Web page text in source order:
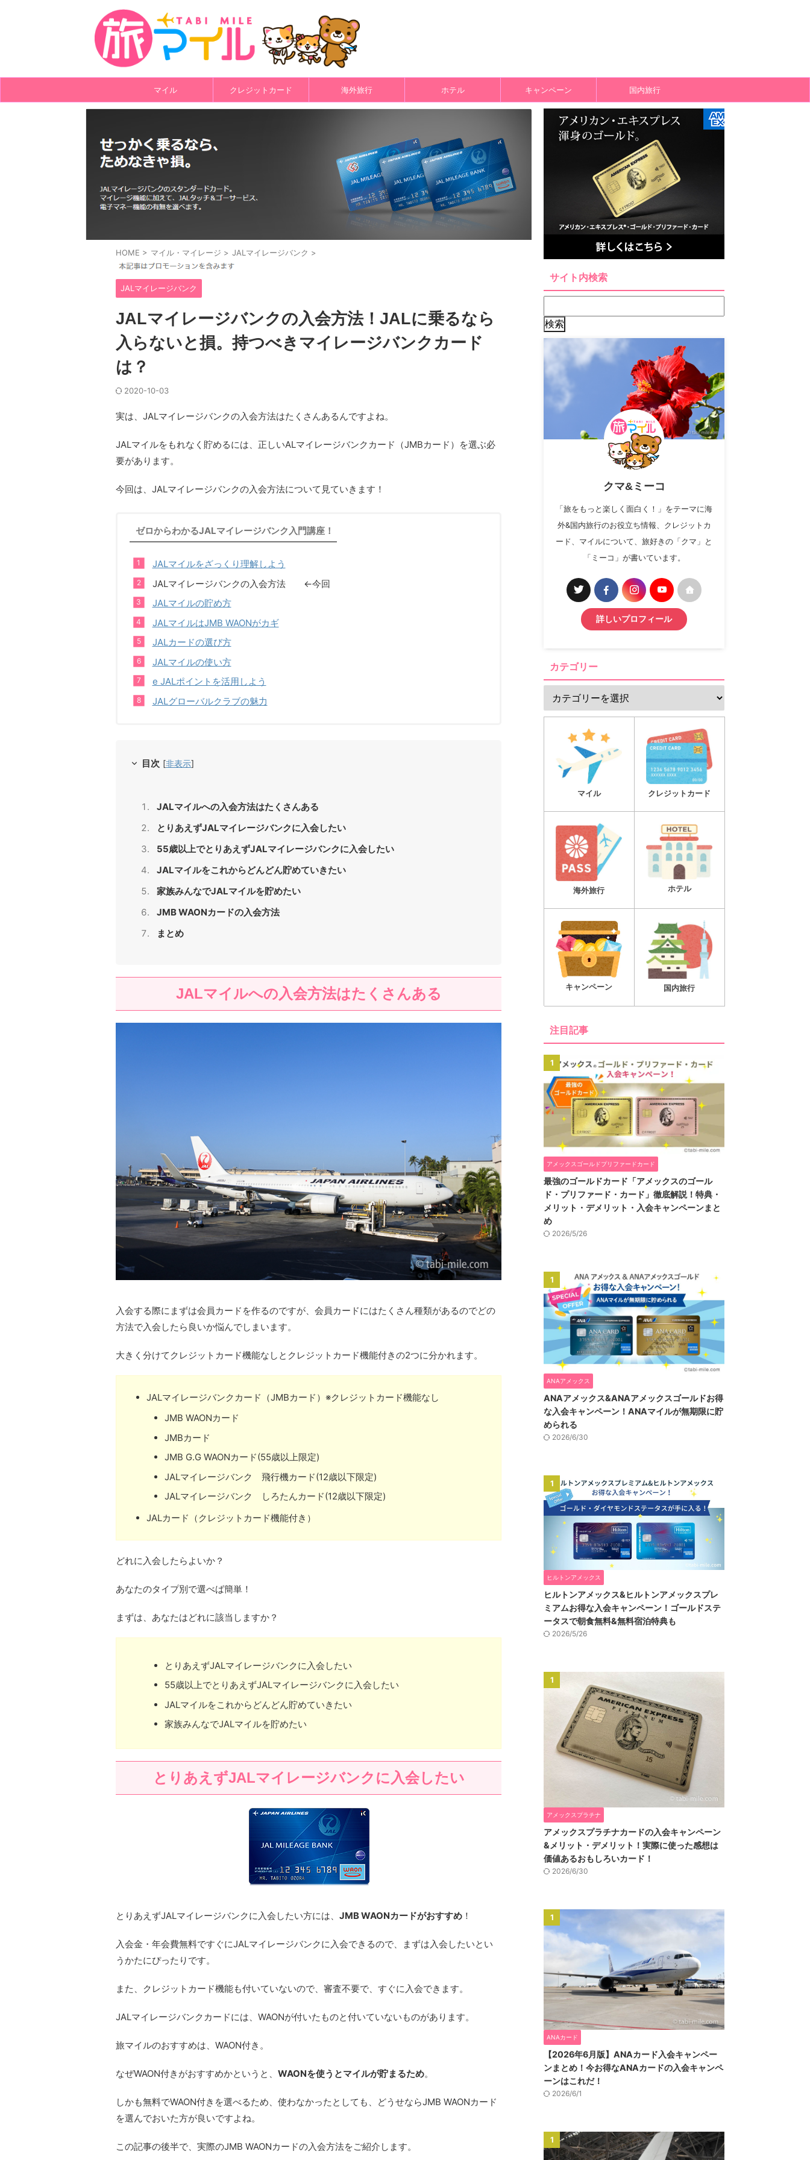
マイル クレジットカード 海外旅行 ホテル キャンペーン 国内旅行
HOME > マイル・マイレージ > JALマイレージバンク >
JALマイレージバンク
JALマイレージバンクの入会方法！JALに乗るなら
入らないと損。持つべきマイレージバンクカード
は？
2020-10-03
実は、JALマイレージバンクの入会方法はたくさんあるんですよね。
JALマイルをもれなく貯めるには、正しいALマイレージバンクカード（JMBカード）を選ぶ必
要があります。
今回は、JALマイレージバンクの入会方法について見ていきます！
ゼロからわかるJALマイレージバンク入門講座！
JALマイルをざっくり理解しよう
JALマイレージバンクの入会方法 ←今回
JALマイルの貯め方
JALマイルはJMB WAONがカギ
JALカードの選び方
JALマイルの使い方
e JALポイントを活用しよう
JALグローバルクラブの魅力
目次 [非表示]
JALマイルへの入会方法はたくさんある
とりあえずJALマイレージバンクに入会したい
55歳以上でとりあえずJALマイレージバンクに入会したい
JALマイルをこれからどんどん貯めていきたい
家族みんなでJALマイルを貯めたい
JMB WAONカードの入会方法
まとめ
JALマイルへの入会方法はたくさんある
入会する際にまずは会員カードを作るのですが、会員カードにはたくさん種類があるのでどの
方法で入会したら良いか悩んでしまいます。
大きく分けてクレジットカード機能なしとクレジットカード機能付きの2つに分かれます。
JALマイレージバンクカード（JMBカード）※クレジットカード機能なし
JMB WAONカード
JMBカード
JMB G.G WAONカード(55歳以上限定)
JALマイレージバンク 飛行機カード(12歳以下限定)
JALマイレージバンク しろたんカード(12歳以下限定)
JALカード（クレジットカード機能付き）
どれに入会したらよいか？
あなたのタイプ別で選べば簡単！
まずは、あなたはどれに該当しますか？
とりあえずJALマイレージバンクに入会したい
55歳以上でとりあえずJALマイレージバンクに入会したい
JALマイルをこれからどんどん貯めていきたい
家族みんなでJALマイルを貯めたい
とりあえずJALマイレージバンクに入会したい
とりあえずJALマイレージバンクに入会したい方には、 JMB WAONカードがおすすめ ！
入会金・年会費無料ですぐにJALマイレージバンクに入会できるので、まずは入会したいとい
うかたにぴったりです。
また、クレジットカード機能も付いていないので、審査不要で、すぐに入会できます。
JALマイレージバンクカードには、WAONが付いたものと付いていないものがあります。
旅マイルのおすすめは、WAON付き。
なぜWAON付きがおすすめかというと、 WAONを使うとマイルが貯まるため。
しかも無料でWAON付きを選べるため、使わなかったとしても、どうせならJMB WAONカード
を選んでおいた方が良いですよね。
この記事の後半で、実際のJMB WAONカードの入会方法をご紹介します。
サイト内検索
クマ&ミーコ
「旅をもっと楽しく面白く！」をテーマに海
外&国内旅行のお役立ち情報、クレジットカ
ード、マイルについて、旅好きの「クマ」と
「ミーコ」が書いています。
詳しいプロフィール
カテゴリー
マイル クレジットカード
海外旅行 ホテル
キャンペーン 国内旅行
注目記事
1
アメックスゴールドプリファードカード
最強のゴールドカード「アメックスのゴール
ド・プリファード・カード」徹底解説！特典・
メリット・デメリット・入会キャンペーンまと
め
2026/5/26
1
ANAアメックス
ANAアメックス&ANAアメックスゴールドお得
な入会キャンペーン！ANAマイルが無期限に貯
められる
2026/6/30
1
ヒルトンアメックス
ヒルトンアメックス&ヒルトンアメックスプレ
ミアムお得な入会キャンペーン！ゴールドステ
ータスで朝食無料&無料宿泊特典も
2026/5/26
1
アメックスプラチナ
アメックスプラチナカードの入会キャンペーン
&メリット・デメリット！実際に使った感想は
価値あるおもしろいカード！
2026/6/30
1
ANAカード
【2026年6月版】ANAカード入会キャンペー
ンまとめ！今お得なANAカードの入会キャンペ
ーンはこれだ！
2026/6/1
1